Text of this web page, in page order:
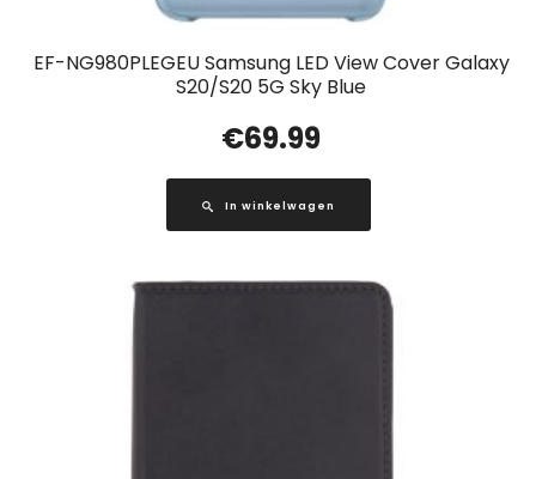
EF-NG980PLEGEU Samsung LED View Cover Galaxy
S20/S20 5G Sky Blue
€69.99
In winkelwagen